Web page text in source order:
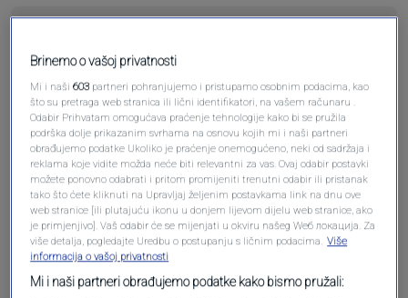
Pošalji komentar
Oglas
Brinemo o vašoj privatnosti
Mi i naši603 partneri pohranjujemo i pristupamo osobnim podacima, kao
što su pretraga web stranica ili lični identifikatori, na vašem računaru .
Odabir Prihvatam omogućava praćenje tehnologije kako bi se pružila
podrška dolje prikazanim svrhama na osnovu kojih mi i naši partneri
obrađujemo podatke Ukoliko je praćenje onemogućeno, neki od sadržaja i
reklama koje vidite možda neće biti relevantni za vas. Ovaj odabir postavki
možete ponovno odabrati i pritom promijeniti trenutni odabir ili pristanak
tako što ćete kliknuti na Upravljaj željenim postavkama link na dnu ove
web stranice [ili plutajuću ikonu u donjem lijevom dijelu web stranice, ako
je primjenjivo]. Vaš odabir će se mijenjati u okviru našeg Wеб локација. Za
više detalja, pogledajte Uredbu o postupanju s ličnim podacima. Više
informacija o vašoj privatnosti
Mi i naši partneri obrađujemo podatke kako bismo pružali: